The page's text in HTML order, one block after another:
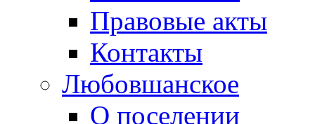
Правовые акты
Контакты
Любовшанское
О поселении